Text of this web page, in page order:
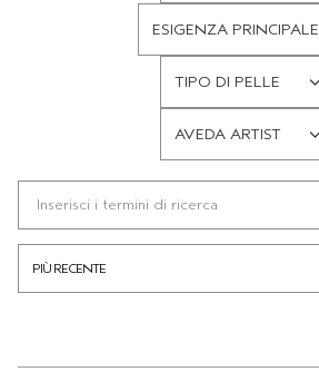
RECENSIONI
PER
TIPO
DI
CAPELLI
ESIGENZA PRINCIPALE
FILTRA
RECENSIONI
PER
ESIGENZA
PRINCIPALE
TIPO DI PELLE
FILTRA
RECENSIONI
PER
TIPO
DI
PELLE
AVEDA ARTIST
FILTRA
PER